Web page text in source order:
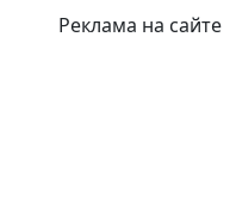
Реклама на сайте